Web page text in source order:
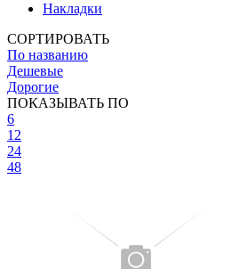
Накладки
СОРТИРОВАТЬ
По названию
Дешевые
Дорогие
ПОКАЗЫВАТЬ ПО
6
12
24
48